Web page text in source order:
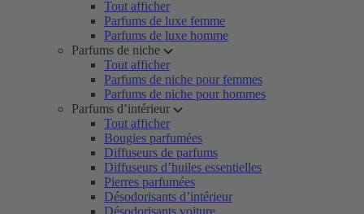
Tout afficher
Parfums de luxe femme
Parfums de luxe homme
Parfums de niche
Tout afficher
Parfums de niche pour femmes
Parfums de niche pour hommes
Parfums d’intérieur
Tout afficher
Bougies parfumées
Diffuseurs de parfums
Diffuseurs d’huiles essentielles
Pierres parfumées
Désodorisants d’intérieur
Désodorisants voiture